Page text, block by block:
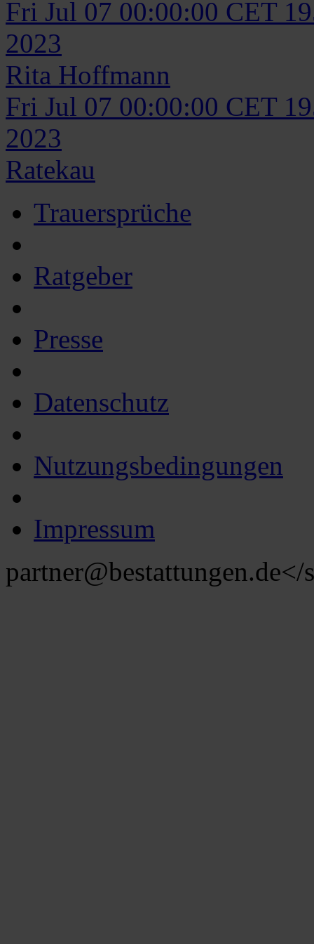
Fri Jul 07 00:00:00 CET
2023
Rita Hoffmann
Fri Jul 07 00:00:00 CET
2023
Ratekau
Trauersprüche
Ratgeber
Presse
Datenschutz
Nutzungsbedingungen
Impressum
partner@bestattungen.de</